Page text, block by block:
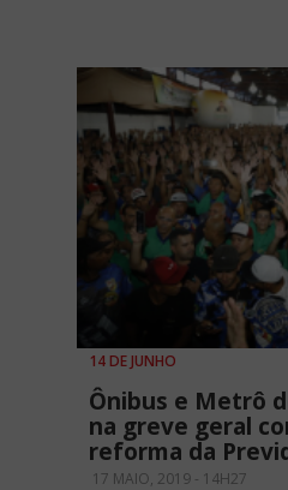
14 DE JUNHO
Ônibus e Metrô
na greve geral
reforma da
17 MAIO, 2019 - 14H27